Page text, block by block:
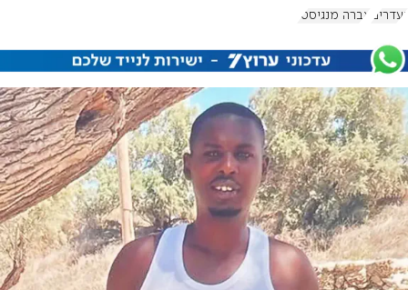
נעדרים אברה מנגיסטו